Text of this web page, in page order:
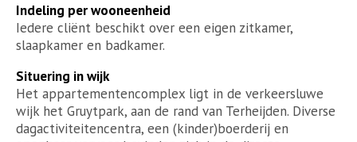
Indeling per wooneenheid
Iedere cliënt beschikt over een eigen zitkamer,
slaapkamer en badkamer.
Situering in wijk
Het appartementencomplex ligt in de verkeersluwe
wijk het Gruytpark, aan de rand van Terheijden. Diverse
dagactiviteitencentra, een (kinder)boerderij en